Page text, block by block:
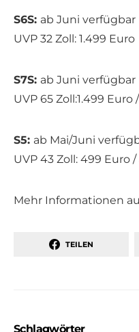
S6S: ab Juni verfügbar
UVP 32 Zoll: 1.499 Euro
S7S: ab Juni verfügbar
UVP 65 Zoll:1.499 Euro
S5: ab Mai/Juni
UVP 43 Zoll: 499 Euro
Mehr Informationen
TEILEN
Schlagwörter